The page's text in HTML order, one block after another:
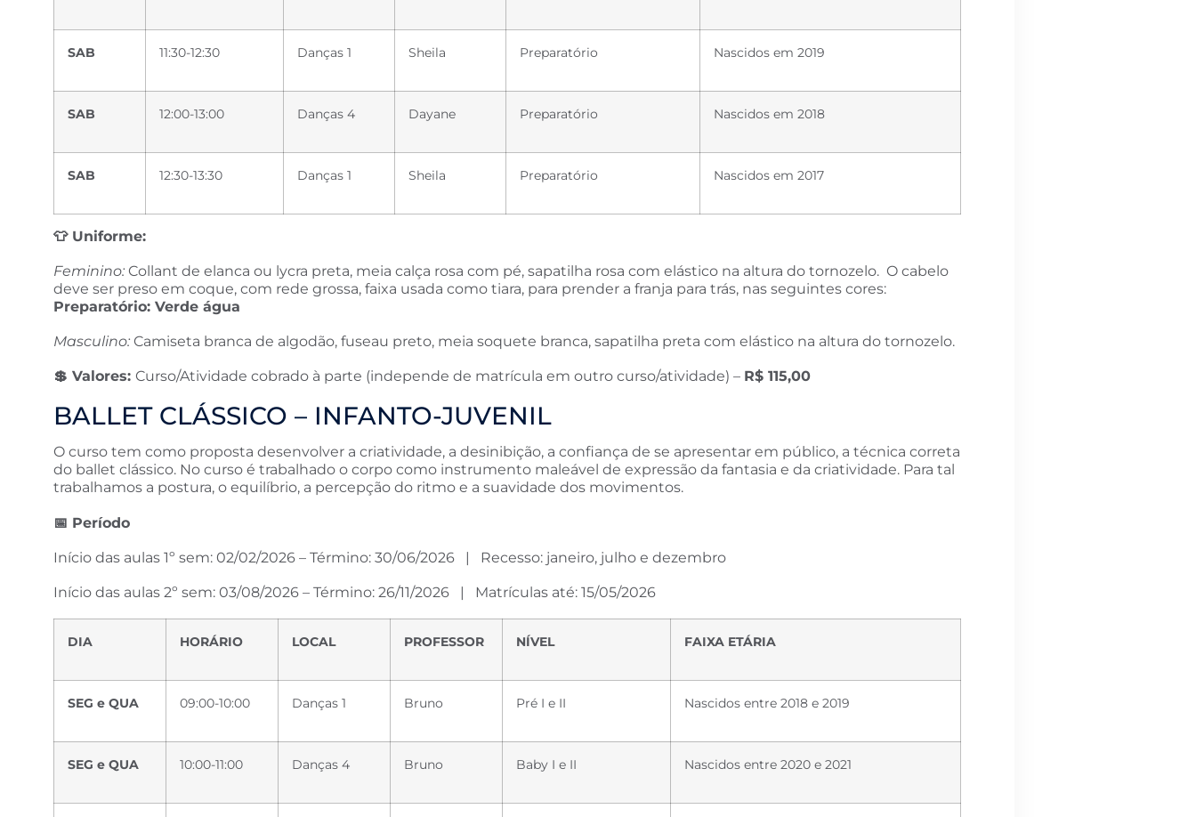
SAB 11:30-12:30 Danças 1 Sheila Preparatório Nascidos em 2019
SAB 12:00-13:00 Danças 4 Dayane Preparatório Nascidos em 2018
SAB 12:30-13:30 Danças 1 Sheila Preparatório Nascidos em 2017
👕Uniforme:
Feminino: Collant de elanca ou lycra preta, meia calça rosa com pé, sapatilha rosa com elástico na altura do tornozelo. O cabelo
deve ser preso em coque, com rede grossa, faixa usada como tiara, para prender a franja para trás, nas seguintes cores:
Preparatório: Verde água
Masculino: Camiseta branca de algodão, fuseau preto, meia soquete branca, sapatilha preta com elástico na altura do tornozelo.
💲 Valores: Curso/Atividade cobrado à parte (independe de matrícula em outro curso/atividade) – R$ 115,00
BALLET CLÁSSICO – INFANTO-JUVENIL
O curso tem como proposta desenvolver a criatividade, a desinibição, a confiança de se apresentar em público, a técnica correta
do ballet clássico. No curso é trabalhado o corpo como instrumento maleável de expressão da fantasia e da criatividade. Para tal
trabalhamos a postura, o equilíbrio, a percepção do ritmo e a suavidade dos movimentos.
📅 Período
Início das aulas 1º sem: 02/02/2026 – Término: 30/06/2026 | Recesso: janeiro, julho e dezembro
Início das aulas 2º sem: 03/08/2026 – Término: 26/11/2026 | Matrículas até: 15/05/2026
DIA HORÁRIO LOCAL PROFESSOR NÍVEL FAIXA ETÁRIA
SEG e QUA 09:00-10:00 Danças 1 Bruno Pré I e II Nascidos entre 2018 e 2019
SEG e QUA 10:00-11:00 Danças 4 Bruno Baby I e II Nascidos entre 2020 e 2021